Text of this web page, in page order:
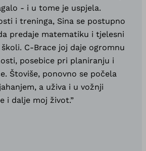
- i u tome je uspjela.
i treninga, Sina se postupno
predaje matematiku i tjelesni
C-Brace joj daje ogromnu
posebice pri planiranju i
Štoviše, ponovno se počela
a uživa i u vožnji
i dalje moj život.”